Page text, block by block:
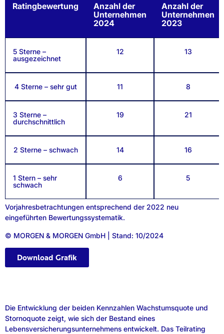
Ratingbewertung
Anzahl der
Unternehmen
2024
Anzahl der
Unternehmen
2023
5 Sterne –
ausgezeichnet
12 13
4 Sterne – sehr gut 11 8
3 Sterne –
durchschnittlich
19 21
2 Sterne – schwach 14 16
1 Stern – sehr
schwach
6 5
Vorjahresbetrachtungen entsprechend der 2022 neu
eingeführten Bewertungssystematik.
© MORGEN & MORGEN GmbH | Stand: 10/2024
Download Grafik
Die Entwicklung der beiden Kennzahlen Wachstumsquote und
Stornoquote zeigt, wie sich der Bestand eines
Lebensversicherungsunternehmens entwickelt. Das Teilrating